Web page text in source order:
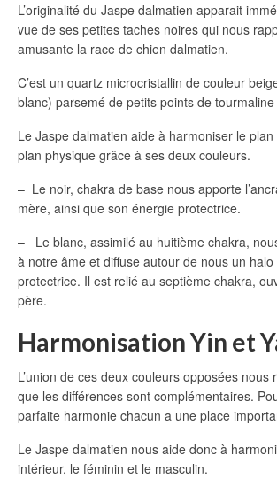
L’originalité du Jaspe dalmatien apparait
vue de ses petites taches noires qui nous
amusante la race de chien dalmatien.
C’est un quartz microcristallin de couleur
blanc) parsemé de petits points de
Le Jaspe dalmatien aide à harmoniser le
plan physique grâce à ses deux couleurs.
– Le noir, chakra de base nous apporte
mère, ainsi que son énergie protectrice.
– Le blanc, assimilé au huitième chakra,
à notre âme et diffuse autour de nous un
protectrice. Il est relié au septième chakra,
père.
Harmonisation Yin et
L’union de ces deux couleurs opposées nous
que les différences sont complémentaires.
parfaite harmonie chacun a une place
Le Jaspe dalmatien nous aide donc à
intérieur, le féminin et le masculin.